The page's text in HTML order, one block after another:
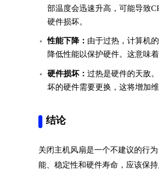
部温度会迅速升高，可能导致
硬件损坏。
性能下降： 由于过热，计算机
降低性能以保护硬件。这意味
硬件损坏： 过热是硬件的天敌
坏的硬件需要更换，这将增加维
结论
关闭主机风扇是一个不建议的行
能、稳定性和硬件寿命，应该保